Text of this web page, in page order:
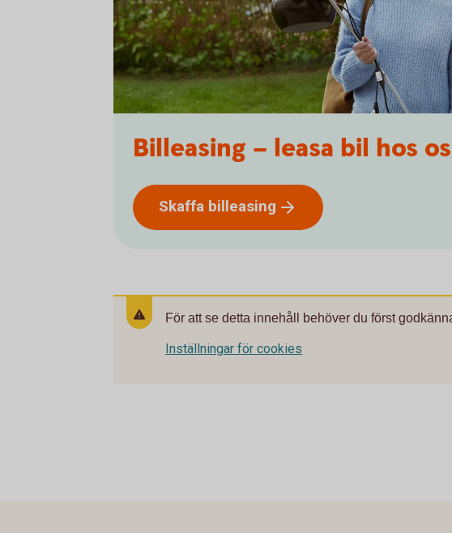
Billeasing – leasa bil hos
Skaffa billeasing
För att se detta innehåll behöver du först
Inställningar för cookies